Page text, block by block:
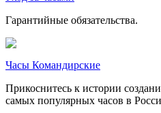
Гарантийные обязательства.
Часы Командирские
Прикоснитесь к истории
самых популярных часов в